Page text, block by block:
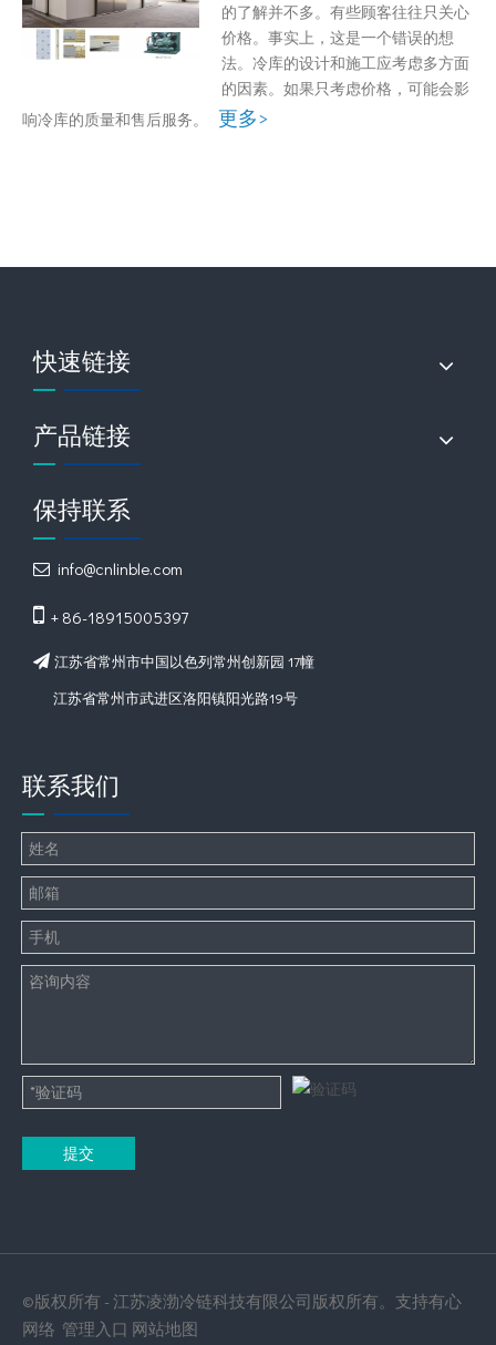
的了解并不多。有些顾客往往只关心
价格。事实上，这是一个错误的想
法。冷库的设计和施工应考虑多方面
的因素。如果只考虑价格，可能会影
响冷库的质量和售后服务。 更多>
快速链接
产品链接
保持联系
 info@cnlinble.com
 + 86-18915005397
 江苏省常州市中国以色列常州创新园 17幢
江苏省常州市武进区洛阳镇阳光路19号
联系我们
提交
©版权所有 - 江苏凌渤冷链科技有限公司版权所有。支持有心
网络 管理入口 网站地图